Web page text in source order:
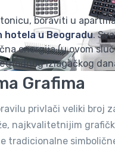
boraviti u
hotela u Beogradu.
energija (u ovom
izlagačkog
Grafima
privlači veliki broj
najkvalitetnijim
tradicionalne